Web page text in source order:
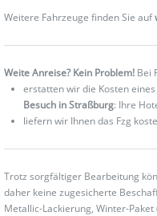
Weitere Fahrzeuge finden Sie auf
Weite Anreise? Kein Problem! Bei
erstatten wir die Kosten
Besuch in Straßburg: Ihre
liefern wir Ihnen das Fzg
Trotz sorgfältiger Bearbeitung
daher keine zugesicherte
Metallic-Lackierung, Winter-